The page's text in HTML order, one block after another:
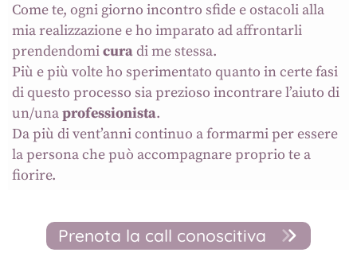
Come te, ogni giorno incontro sfide e ostacoli alla
mia realizzazione e ho imparato ad affrontarli
prendendomicuradi me stessa.
Più e più volte ho sperimentato quanto in certe fasi
di questo processo sia prezioso incontrare l’aiuto di
un/unaprofessionista.
Da più di vent’anni continuo a formarmi per essere
la persona che può accompagnare proprio te a
fiorire.
Prenota la call conoscitiva